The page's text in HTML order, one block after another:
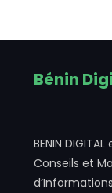
Bénin
BENIN
Conseils et